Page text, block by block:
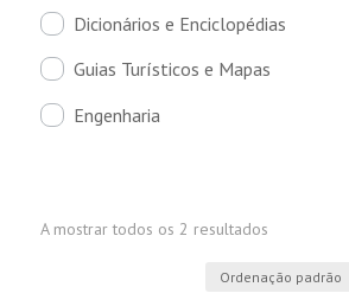
Dicionários e Enciclopédias
Guias Turísticos e Mapas
Engenharia
A mostrar todos os 2 resultados